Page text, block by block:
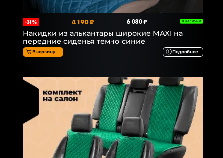
-31% 4 190 ₽ 6 080 ₽ В НАЛИЧИИ
Накидки из алькантары широкие MAXI на
передние сиденья темно-синие
В корзину Подробнее